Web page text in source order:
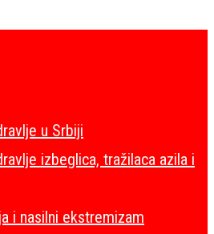
u Srbiji
izbeglica, tražilaca azila i
i nasilni ekstremizam